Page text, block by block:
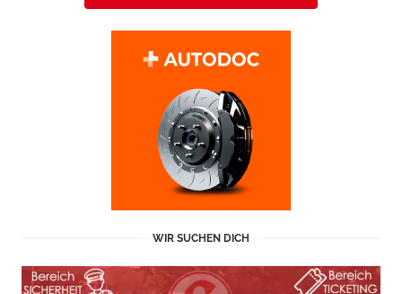
WIR SUCHEN DICH